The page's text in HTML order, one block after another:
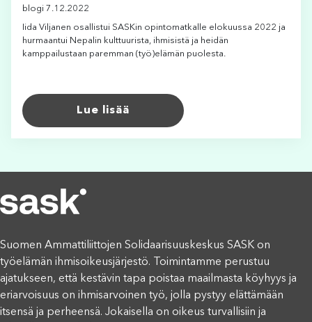
blogi 7.12.2022
Iida Viljanen osallistui SASKin opintomatkalle elokuussa 2022 ja
hurmaantui Nepalin kulttuurista, ihmisistä ja heidän
kamppailustaan paremman (työ)elämän puolesta.
Lue lisää
Suomen Ammattiliittojen Solidaarisuuskeskus SASK on
työelämän ihmisoikeusjärjestö. Toimintamme perustuu
ajatukseen, että kestävin tapa poistaa maailmasta köyhyys ja
eriarvoisuus on ihmisarvoinen työ, jolla pystyy elättämään
itsensä ja perheensä. Jokaisella on oikeus turvallisiin ja